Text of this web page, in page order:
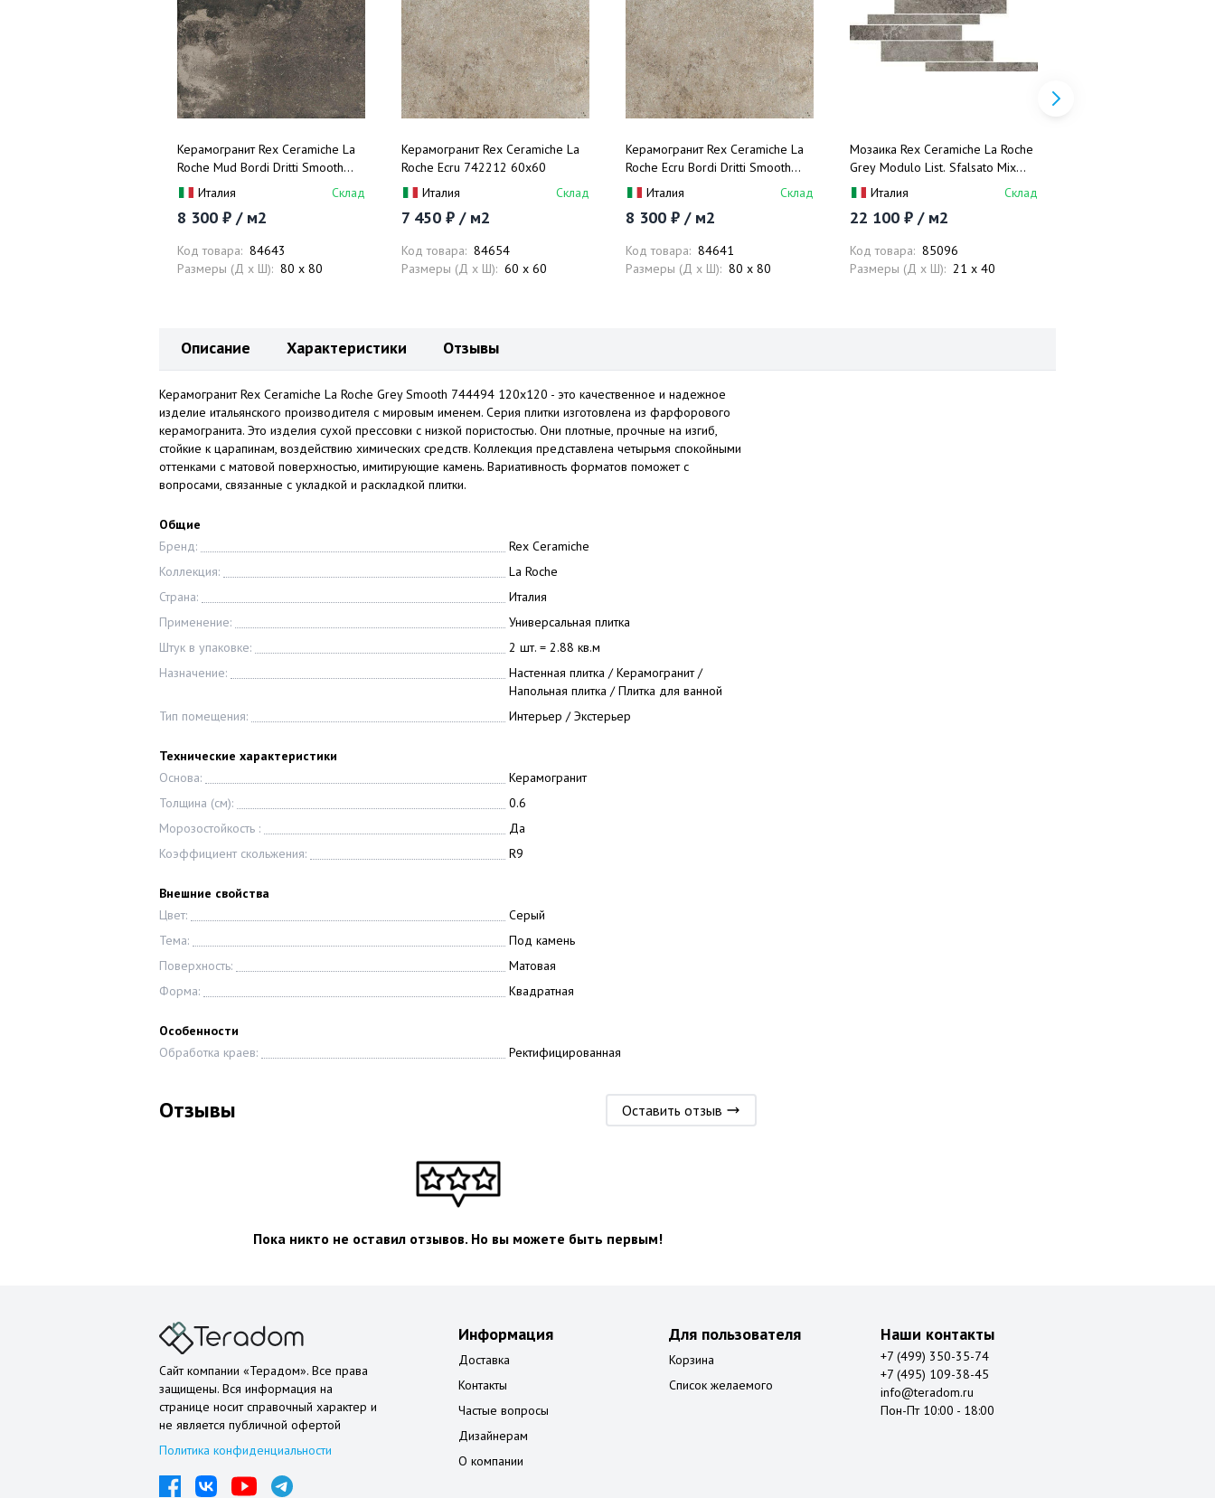
Керамогранит Rex Ceramiche La
Roche Mud Bordi Dritti Smooth
742713 80x80
Италия Склад
8 300 ₽ / м2
Код товара: 84643
Размеры (Д x Ш): 80 x 80
Керамогранит Rex Ceramiche La
Roche Ecru 742212 60x60
Италия
Склад
7 450 ₽ / м2
Код товара: 84654
Размеры (Д x Ш): 60 x 60
Керамогранит Rex Ceramiche La
Roche Ecru Bordi Dritti Smooth
742712 80x80
Италия Склад
8 300 ₽ / м2
Код товара: 84641
Размеры (Д x Ш): 80 x 80
Мозаика Rex Ceramiche La Roche
Grey Modulo List. Sfalsato Mix
742238 21x40
Италия Склад
22 100 ₽ / м2
Код товара: 85096
Размеры (Д x Ш): 21 x 40
Описание Характеристики Отзывы
Керамогранит Rex Ceramiche La Roche Grey Smooth 744494 120x120 - это качественное и надежное
изделие итальянского производителя с мировым именем. Серия плитки изготовлена из фарфорового
керамогранита. Это изделия сухой прессовки с низкой пористостью. Они плотные, прочные на изгиб,
стойкие к царапинам, воздействию химических средств. Коллекция представлена четырьмя спокойными
оттенками с матовой поверхностью, имитирующие камень. Вариативность форматов поможет с
вопросами, связанные с укладкой и раскладкой плитки.
Общие
Бренд:
Rex Ceramiche
Коллекция:
La Roche
Страна:
Италия
Применение:
Универсальная плитка
Штук в упаковке:
2 шт. = 2.88 кв.м
Назначение:
Настенная плитка / Керамогранит /
Напольная плитка / Плитка для ванной
Тип помещения:
Интерьер / Экстерьер
Технические характеристики
Основа:
Керамогранит
Толщина (см):
0.6
Морозостойкость :
Да
Коэффициент скольжения:
R9
Внешние свойства
Цвет:
Серый
Тема:
Под камень
Поверхность:
Матовая
Форма:
Квадратная
Особенности
Обработка краев:
Ректифицированная
Отзывы Оставить отзыв
Пока никто не оставил отзывов. Но вы можете быть первым!
Сайт компании «Терадом». Все права
защищены. Вся информация на
странице носит справочный характер и
не является публичной офертой
Политика конфиденциальности
Информация
Доставка
Контакты
Частые вопросы
Дизайнерам
О компании
Для пользователя
Корзина
Список желаемого
Наши контакты
+7 (499) 350-35-74
+7 (495) 109-38-45
info@teradom.ru
Пон-Пт 10:00 - 18:00